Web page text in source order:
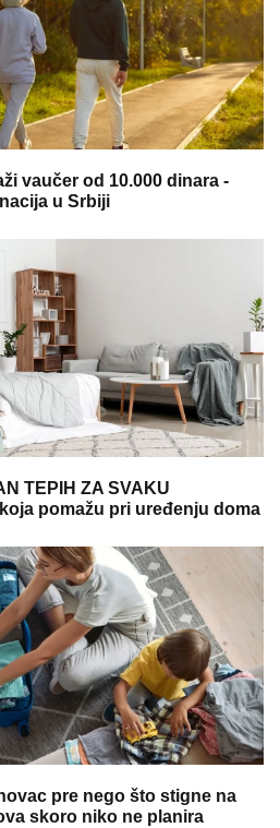
vaučer od 10.000 dinara -
u Srbiji
TEPIH ZA SVAKU
pomažu pri uređenju doma
pre nego što stigne na
skoro niko ne planira